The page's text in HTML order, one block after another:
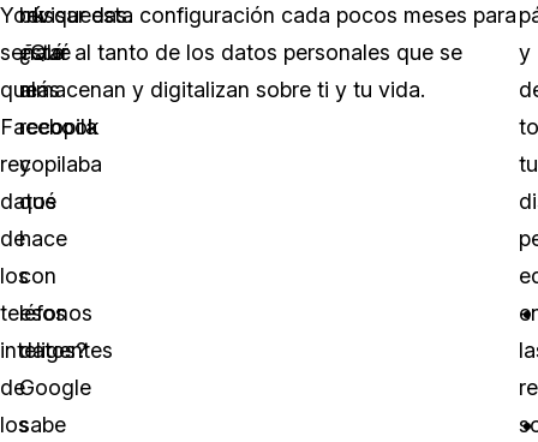
York
señaló
que
Facebook
recopilaba
datos
de
los
teléfonos
inteligentes
de
los
búsquedas.
¿Qué
más
recopila
y
qué
hace
con
esos
datos?
Google
sabe
revisar esta configuración cada pocos meses para
estar al tanto de los datos personales que se
almacenan y digitalizan sobre ti y tu vida.
y